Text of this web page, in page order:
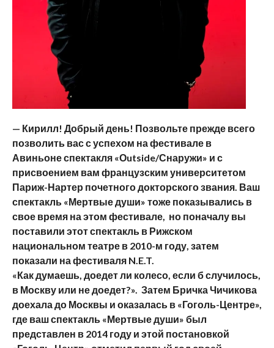
— Кирилл! Добрый день! Позвольте прежде всего
позволить вас с успехом на фестивале в
Авиньоне спектакля «Оutside/Снаружи» и с
присвоением вам французским университетом
Париж-Нартер почетного докторского звания. Ваш
спектакль «Мертвые души» тоже показывались в
свое время на этом фестивале, но поначалу вы
поставили этот спектакль в Рижском
национальном театре в 2010-м году, затем
показали на фестиваля N.E.T.
«Как думаешь, доедет ли колесо, если б случилось,
в Москву или не доедет?». Затем Бричка Чичикова
доехала до Москвы и оказалась в «Гоголь-Центре»,
где ваш спектакль «Мертвые души» был
представлен в 2014 году и этой постановкой